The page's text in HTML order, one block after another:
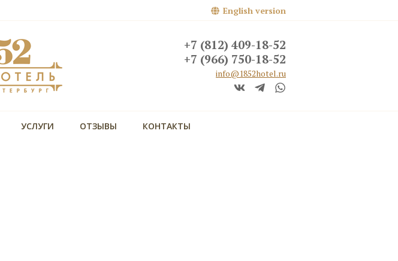
English version
+7 (812) 409-18-52
+7 (966) 750-18-52
info@1852hotel.ru
УСЛУГИ ОТЗЫВЫ КОНТАКТЫ